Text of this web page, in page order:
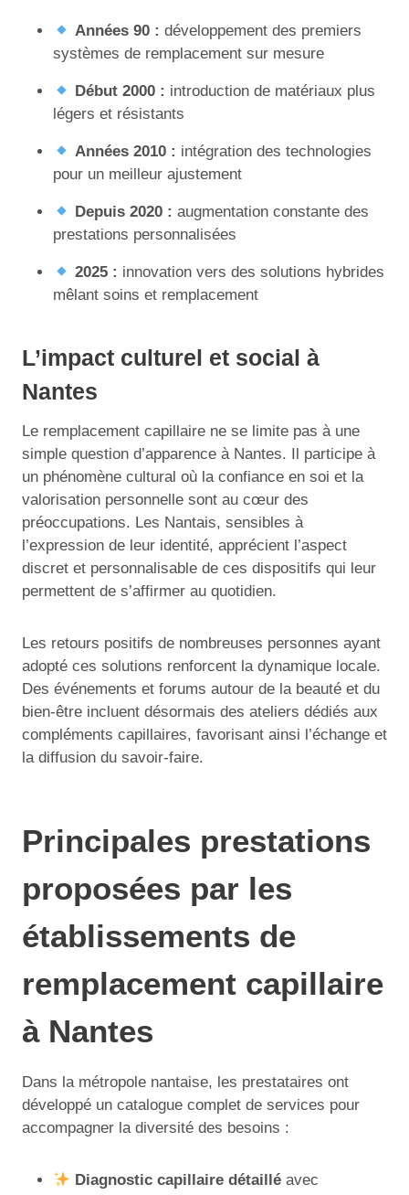
Années 90 : développement des premiers
systèmes de remplacement sur mesure
Début 2000 : introduction de matériaux plus
légers et résistants
Années 2010 : intégration des technologies
pour un meilleur ajustement
Depuis 2020 : augmentation constante des
prestations personnalisées
2025 : innovation vers des solutions hybrides
mêlant soins et remplacement
L’impact culturel et social à
Nantes
Le remplacement capillaire ne se limite pas à une
simple question d’apparence à Nantes. Il participe à
un phénomène cultural où la confiance en soi et la
valorisation personnelle sont au cœur des
préoccupations. Les Nantais, sensibles à
l’expression de leur identité, apprécient l’aspect
discret et personnalisable de ces dispositifs qui leur
permettent de s’affirmer au quotidien.
Les retours positifs de nombreuses personnes ayant
adopté ces solutions renforcent la dynamique locale.
Des événements et forums autour de la beauté et du
bien-être incluent désormais des ateliers dédiés aux
compléments capillaires, favorisant ainsi l’échange et
la diffusion du savoir-faire.
Principales prestations
proposées par les
établissements de
remplacement capillaire
à Nantes
Dans la métropole nantaise, les prestataires ont
développé un catalogue complet de services pour
accompagner la diversité des besoins :
Diagnostic capillaire détaillé avec